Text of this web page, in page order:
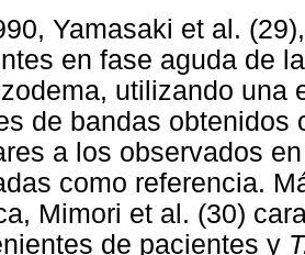
Yamasaki et al.
en fase aguda de
utilizando una
de bandas obtenidos
a los observados
como referencia.
Mimori et al. (30)
de pacientes y